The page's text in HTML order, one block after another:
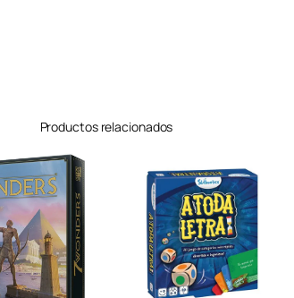
Productos relacionados